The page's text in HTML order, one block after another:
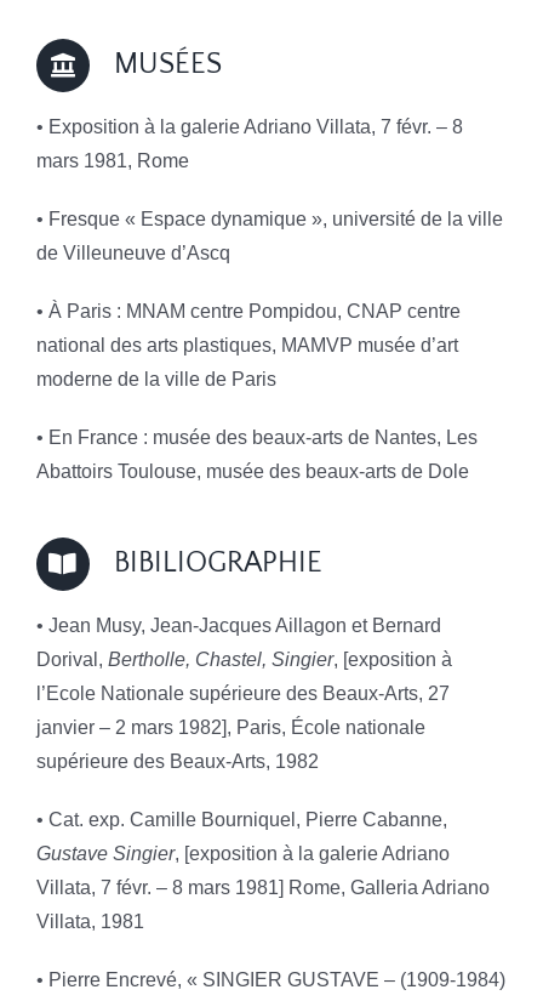
MUSÉES
• Exposition à la galerie Adriano Villata, 7 févr. – 8
mars 1981, Rome
• Fresque « Espace dynamique », université de la ville
de Villeuneuve d’Ascq
• À Paris : MNAM centre Pompidou, CNAP centre
national des arts plastiques, MAMVP musée d’art
moderne de la ville de Paris
• En France : musée des beaux-arts de Nantes, Les
Abattoirs Toulouse, musée des beaux-arts de Dole
BIBILIOGRAPHIE
• Jean Musy, Jean-Jacques Aillagon et Bernard
Dorival, Bertholle, Chastel, Singier, [exposition à
l’Ecole Nationale supérieure des Beaux-Arts, 27
janvier – 2 mars 1982], Paris, École nationale
supérieure des Beaux-Arts, 1982
• Cat. exp. Camille Bourniquel, Pierre Cabanne,
Gustave Singier, [exposition à la galerie Adriano
Villata, 7 févr. – 8 mars 1981] Rome, Galleria Adriano
Villata, 1981
• Pierre Encrevé, « SINGIER GUSTAVE – (1909-1984)